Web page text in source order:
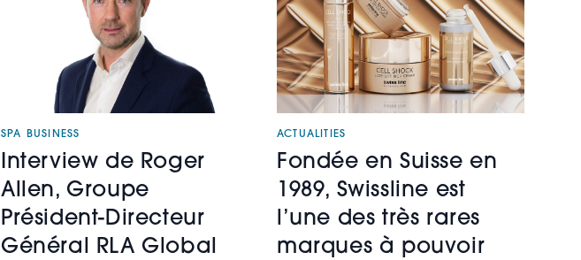
SPA BUSINESS
Interview de Roger
Allen, Groupe
Président-Directeur
Général RLA Global
ACTUALITIES
Fondée en Suisse en
1989, Swissline est
l’une des très rares
marques à pouvoir